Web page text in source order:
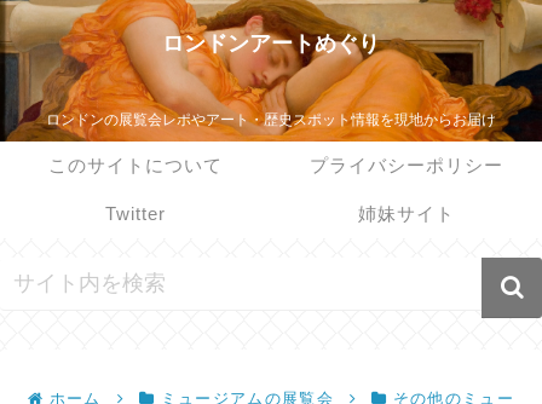
ロンドンアートめぐり
ロンドンの展覧会レポやアート・歴史スポット情報を現地からお届け
このサイトについて プライバシーポリシー
Twitter 姉妹サイト
ホーム ミュージアムの展覧会
その他のミュー